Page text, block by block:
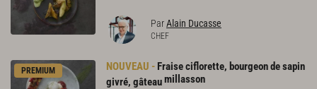
ParAlain Ducasse
CHEF
PREMIUM
Fraise ciflorette, bourgeon de sapin
givré, gâteaumillasson